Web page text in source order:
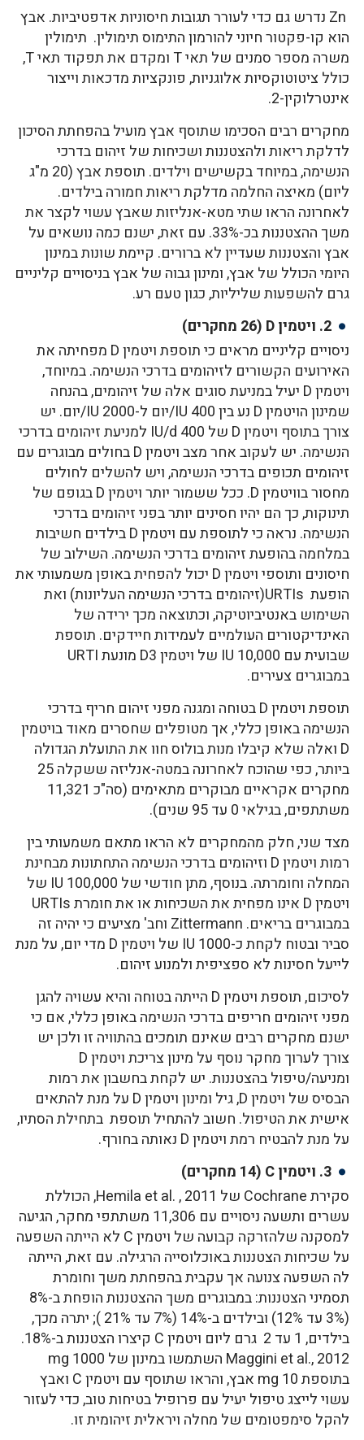
Zn נדרש גם כדי לעורר תגובות חיסוניות אדפטיביות. אבץ
הוא קו-פקטור חיוני להורמון התימוס תימולין. תימולין
משרה מספר סמנים של תאי T ומקדם את תפקוד תאי T,
כולל ציטוטוקסיות אלוגניות, פונקציות מדכאות וייצור
אינטרלוקין-2.
מחקרים רבים הסכימו שתוסף אבץ מועיל בהפחתת הסיכון
לדלקת ריאות ולהצטננות ושכיחות של זיהום בדרכי
הנשימה, במיוחד בקשישים וילדים. תוספת אבץ (20 מ"ג
ליום) מאיצה החלמה מדלקת ריאות חמורה בילדים.
לאחרונה הראו שתי מטא-אנליזות שאבץ עשוי לקצר את
משך ההצטננות בכ-33%. עם זאת, ישנם כמה נושאים על
אבץ והצטננות שעדיין לא ברורים. קיימת שונות במינון
היומי הכולל של אבץ, ומינון גבוה של אבץ בניסויים קליניים
גרם להשפעות שליליות, כגון טעם רע.
2. ויטמין D (26 מחקרים)
ניסויים קליניים מראים כי תוספת ויטמין D מפחיתה את
האירועים הקשורים לזיהומים בדרכי הנשימה. במיוחד,
ויטמין D יעיל במניעת סוגים אלה של זיהומים, בהנחה
שמינון הויטמין D נע בין 400 IU/יום ל-2000 IU/יום. יש
צורך בתוסף ויטמין D של 400 IU/d למניעת זיהומים בדרכי
הנשימה. יש לעקוב אחר מצב ויטמין D בחולים מבוגרים עם
זיהומים תכופים בדרכי הנשימה, ויש להשלים לחולים
מחסור בוויטמין D. ככל ששמור יותר ויטמין D בגופם של
תינוקות, כך הם יהיו חסינים יותר בפני זיהומים בדרכי
הנשימה. נראה כי לתוספת עם ויטמין D בילדים חשיבות
במלחמה בהופעת זיהומים בדרכי הנשימה. השילוב של
חיסונים ותוספי ויטמין D יכול להפחית באופן משמעותי את
הופעת URTIs(זיהומים בדרכי הנשימה העליונות) ואת
השימוש באנטיביוטיקה, וכתוצאה מכך ירידה של
האינדיקטורים העולמיים לעמידות חיידקים. תוספת
שבועית עם 10,000 IU של ויטמין D3 מונעת URTI
במבוגרים צעירים.
תוספת ויטמין D בטוחה ומגנה מפני זיהום חריף בדרכי
הנשימה באופן כללי, אך מטופלים שחסרים מאוד בויטמין
D ואלה שלא קיבלו מנות בולוס חוו את התועלת הגדולה
ביותר, כפי שהוכח לאחרונה במטה-אנליזה ששקלה 25
מחקרים אקראיים מבוקרים מתאימים (סה"כ 11,321
משתתפים, בגילאי 0 עד 95 שנים).
מצד שני, חלק מהמחקרים לא הראו מתאם משמעותי בין
רמות ויטמין D וזיהומים בדרכי הנשימה התחתונות מבחינת
המחלה וחומרתה. בנוסף, מתן חודשי של 100,000 IU של
ויטמין D אינו מפחית את השכיחות או את חומרת URTIs
במבוגרים בריאים. Zittermann וחב' מציעים כי יהיה זה
סביר ובטוח לקחת כ-1000 IU של ויטמין D מדי יום, על מנת
לייעל חסינות לא ספציפית ולמנוע זיהום.
לסיכום, תוספת ויטמין D הייתה בטוחה והיא עשויה להגן
מפני זיהומים חריפים בדרכי הנשימה באופן כללי, אם כי
ישנם מחקרים רבים שאינם תומכים בהתוויה זו ולכן יש
צורך לערוך מחקר נוסף על מינון צריכת ויטמין D
ומניעה/טיפול בהצטננות. יש לקחת בחשבון את רמות
הבסיס של ויטמין D, גיל ומינון ויטמין D על מנת להתאים
אישית את הטיפול. חשוב להתחיל תוספת בתחילת הסתיו,
על מנת להבטיח רמת ויטמין D נאותה בחורף.
3. ויטמין C (14 מחקרים)
סקירת Cochrane של Hemila et al. , 2011, הכוללת
עשרים ותשעה ניסויים עם 11,306 משתתפי מחקר, הגיעה
למסקנה שלהזרקה קבועה של ויטמין C לא הייתה השפעה
על שכיחות הצטננות באוכלוסייה הרגילה. עם זאת, הייתה
לה השפעה צנועה אך עקבית בהפחתת משך וחומרת
תסמיני הצטננות: במבוגרים משך ההצטננות הופחת ב-8%
(3% עד 12%) ובילדים ב-14% (7% עד 21% ); יתרה מכך,
בילדים, 1 עד 2 גרם ליום ויטמין C קיצרו הצטננות ב-18%.
Maggini et al., 2012 השתמשו במינון של 1000 mg
בתוספת 10 mg אבץ, והראו שתוסף עם ויטמין C ואבץ
עשוי לייצג טיפול יעיל עם פרופיל בטיחות טוב, כדי לעזור
להקל סימפטומים של מחלה ויראלית זיהומית זו.